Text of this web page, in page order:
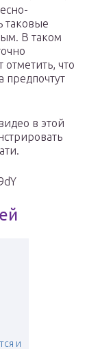
таковые
В таком
что
предпочтут
в этой
и